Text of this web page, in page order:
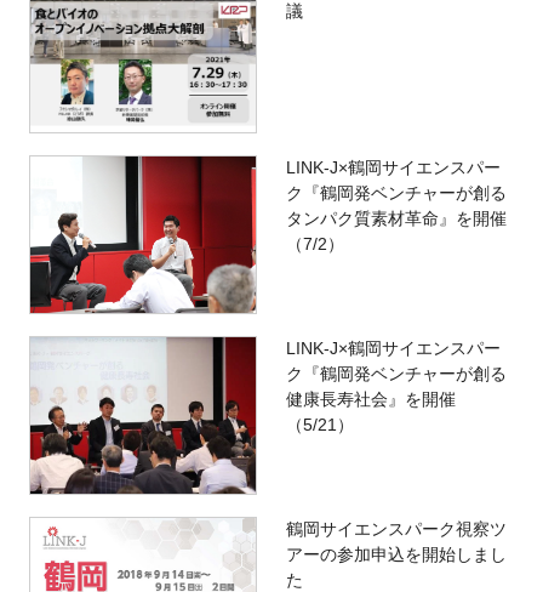
議
LINK-J×鶴岡サイエンスパー
ク『鶴岡発ベンチャーが創る
タンパク質素材革命』を開催
（7/2）
LINK-J×鶴岡サイエンスパー
ク『鶴岡発ベンチャーが創る
健康長寿社会』を開催
（5/21）
鶴岡サイエンスパーク視察ツ
アーの参加申込を開始しまし
た